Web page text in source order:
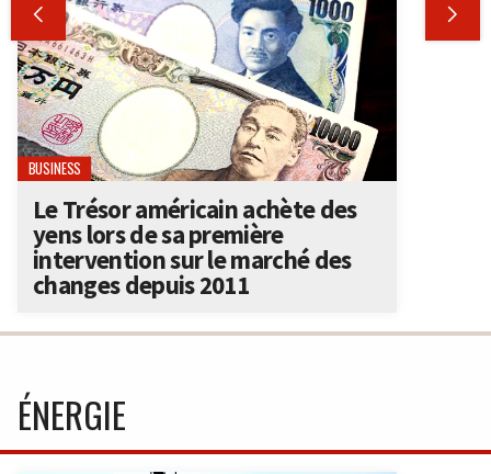
 
BUSINESS
Le Trésor américain achète des
yens lors de sa première
intervention sur le marché des
changes depuis 2011
ÉNERGIE